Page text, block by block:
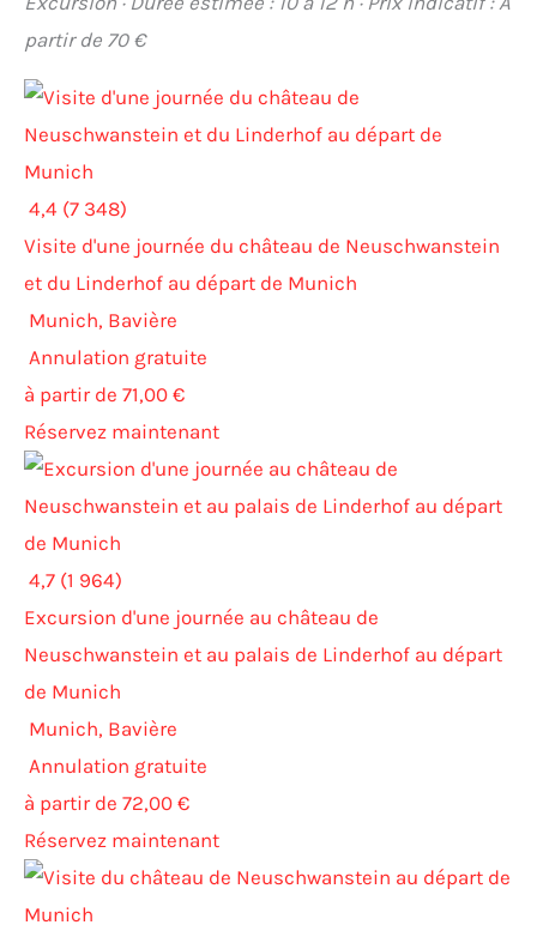
partir de 70 €
4,4 (7 348)
Visite d'une journée du château de Neuschwanstein
et du Linderhof au départ de Munich
Munich, Bavière
Annulation gratuite
à partir de 71,00 €
Réservez maintenant
4,7 (1 964)
Excursion d'une journée au château de
Neuschwanstein et au palais de Linderhof au départ
de Munich
Munich, Bavière
Annulation gratuite
à partir de 72,00 €
Réservez maintenant